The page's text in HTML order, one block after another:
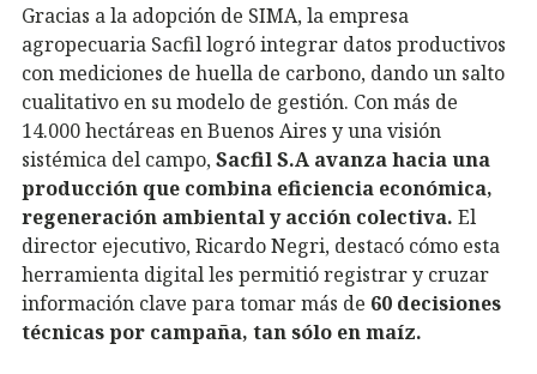
Gracias a la adopción de SIMA, la empresa
agropecuaria Sacfil logró integrar datos productivos
con mediciones de huella de carbono, dando un salto
cualitativo en su modelo de gestión. Con más de
14.000 hectáreas en Buenos Aires y una visión
sistémica del campo,Sacfil S.A avanza hacia una
producción que combina eficiencia económica,
regeneración ambiental y acción colectiva. El
director ejecutivo, Ricardo Negri, destacó cómo esta
herramienta digital les permitió registrar y cruzar
información clave para tomar más de 60 decisiones
técnicas por campaña, tan sólo en maíz.